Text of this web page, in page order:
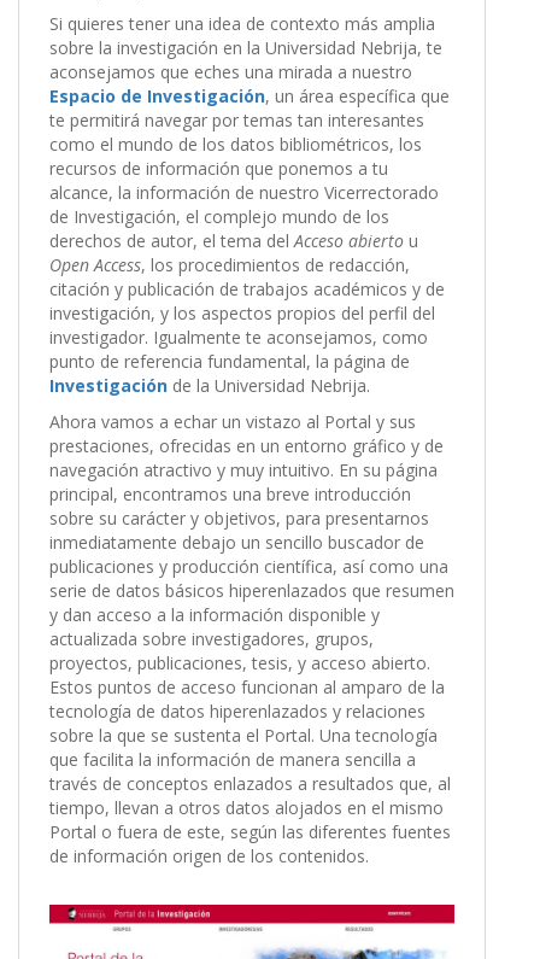
Si quieres tener una idea de contexto más amplia
sobre la investigación en la Universidad Nebrija, te
aconsejamos que eches una mirada a nuestro
Espacio de Investigación, un área específica que
te permitirá navegar por temas tan interesantes
como el mundo de los datos bibliométricos, los
recursos de información que ponemos a tu
alcance, la información de nuestro Vicerrectorado
de Investigación, el complejo mundo de los
derechos de autor, el tema del Acceso abierto u
Open Access, los procedimientos de redacción,
citación y publicación de trabajos académicos y de
investigación, y los aspectos propios del perfil del
investigador. Igualmente te aconsejamos, como
punto de referencia fundamental, la página de
Investigación de la Universidad Nebrija.
Ahora vamos a echar un vistazo al Portal y sus
prestaciones, ofrecidas en un entorno gráfico y de
navegación atractivo y muy intuitivo. En su página
principal, encontramos una breve introducción
sobre su carácter y objetivos, para presentarnos
inmediatamente debajo un sencillo buscador de
publicaciones y producción científica, así como una
serie de datos básicos hiperenlazados que resumen
y dan acceso a la información disponible y
actualizada sobre investigadores, grupos,
proyectos, publicaciones, tesis, y acceso abierto.
Estos puntos de acceso funcionan al amparo de la
tecnología de datos hiperenlazados y relaciones
sobre la que se sustenta el Portal. Una tecnología
que facilita la información de manera sencilla a
través de conceptos enlazados a resultados que, al
tiempo, llevan a otros datos alojados en el mismo
Portal o fuera de este, según las diferentes fuentes
de información origen de los contenidos.